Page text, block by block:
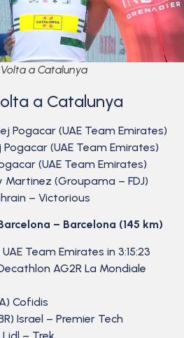
a Catalunya
a Catalunya
Pogacar (UAE Team Emirates)
(UAE Team Emirates)
(UAE Team Emirates)
Martinez (Groupama – FDJ)
– Victorious
– Barcelona (145 km)
Team Emirates in 3:15:23
AG2R La Mondiale
Cofidis
Israel – Premier Tech